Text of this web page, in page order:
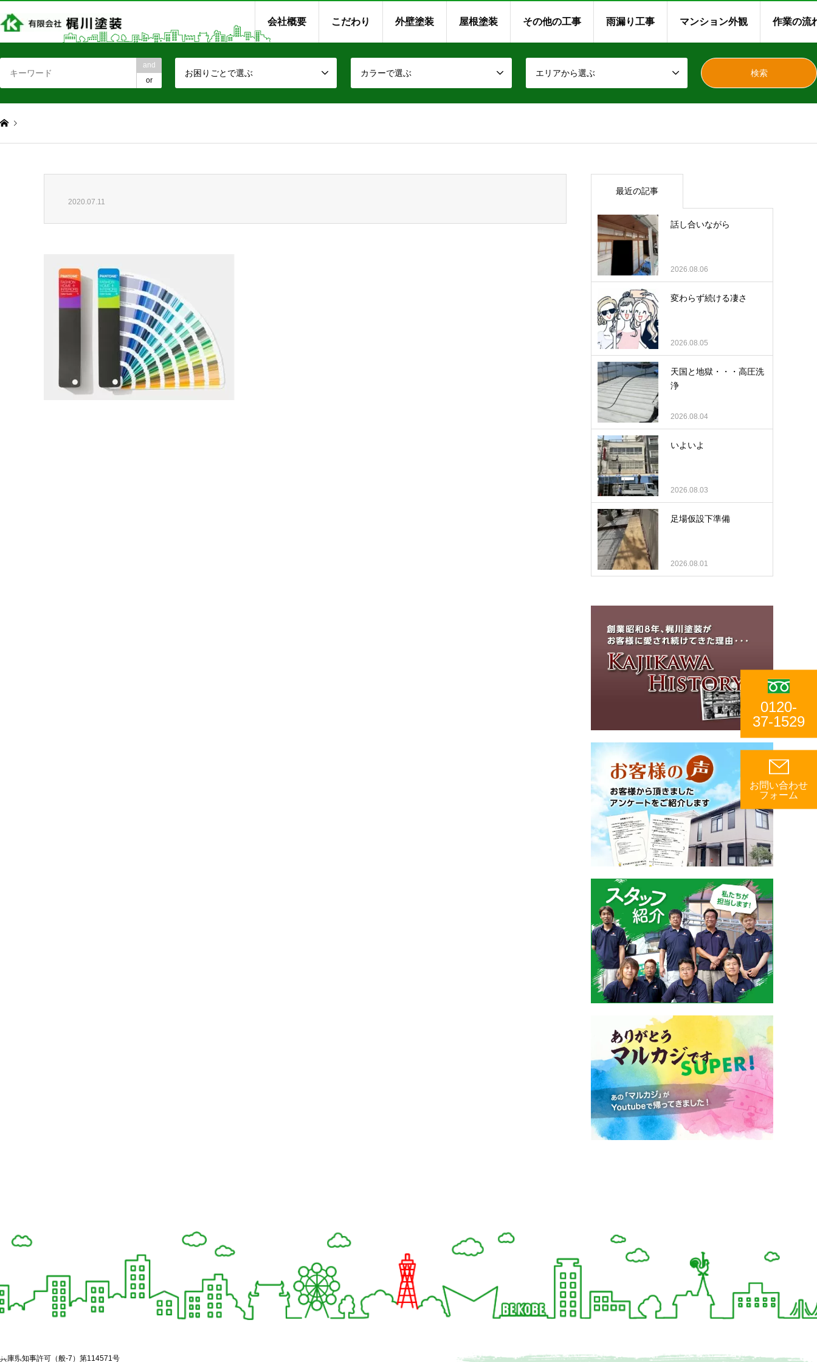
会社概要 こだわり 外壁塗装 屋根塗装 その他の工事 雨漏り工事 マンション外観 作業の流
and
or
お困りごとで選ぶ カラーで選ぶ エリアから選ぶ
2020.07.11
最近の記事
話し合いながら
2026.08.06
変わらず続ける凄さ
2026.08.05
天国と地獄・・・高圧洗
浄
2026.08.04
いよいよ
2026.08.03
足場仮設下準備
2026.08.01
兵庫県知事許可（般-7）第114571号
0120-
37-1529
お問い合わせ
フォーム